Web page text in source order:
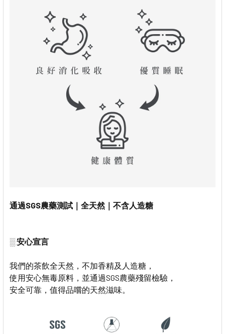
通過SGS農藥測試｜全天然｜不含人造糖
░ 安心宣言
我們的茶飲全天然，不加香精及人造糖，
使用安心無毒原料，並通過SGS農藥殘留檢驗，
安全可靠，值得品嚐的天然滋味。